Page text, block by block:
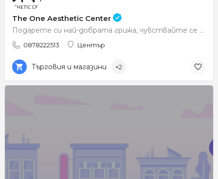
The One Aesthetic Center
Подарете си най-добрата грижа, чувствайте се красиви всеки ден.
0878222513 Център
Търговия и магазини +2